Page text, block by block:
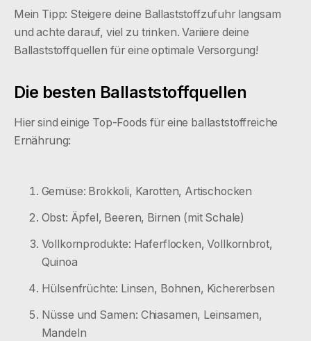
Mein Tipp: Steigere deine Ballaststoffzufuhr langsam
und achte darauf, viel zu trinken. Variiere deine
Ballaststoffquellen für eine optimale Versorgung!
Die besten Ballaststoffquellen
Hier sind einige Top-Foods für eine ballaststoffreiche
Ernährung:
Gemüse: Brokkoli, Karotten, Artischocken
Obst: Äpfel, Beeren, Birnen (mit Schale)
Vollkornprodukte: Haferflocken, Vollkornbrot,
Quinoa
Hülsenfrüchte: Linsen, Bohnen, Kichererbsen
Nüsse und Samen: Chiasamen, Leinsamen,
Mandeln